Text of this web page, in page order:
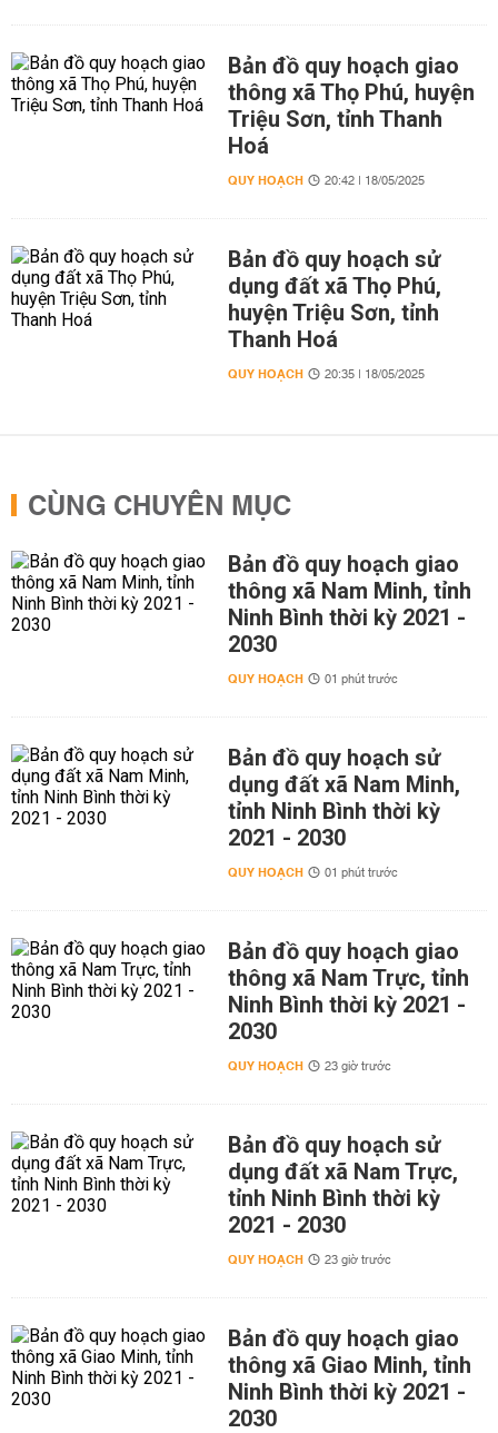
Bản đồ quy hoạch giao
thông xã Thọ Phú, huyện
Triệu Sơn, tỉnh Thanh
Hoá
QUY HOẠCH 20:42 | 18/05/2025
Bản đồ quy hoạch sử
dụng đất xã Thọ Phú,
huyện Triệu Sơn, tỉnh
Thanh Hoá
QUY HOẠCH 20:35 | 18/05/2025
CÙNG CHUYÊN MỤC
Bản đồ quy hoạch giao
thông xã Nam Minh, tỉnh
Ninh Bình thời kỳ 2021 -
2030
QUY HOẠCH 01 phút trước
Bản đồ quy hoạch sử
dụng đất xã Nam Minh,
tỉnh Ninh Bình thời kỳ
2021 - 2030
QUY HOẠCH 01 phút trước
Bản đồ quy hoạch giao
thông xã Nam Trực, tỉnh
Ninh Bình thời kỳ 2021 -
2030
QUY HOẠCH 23 giờ trước
Bản đồ quy hoạch sử
dụng đất xã Nam Trực,
tỉnh Ninh Bình thời kỳ
2021 - 2030
QUY HOẠCH 23 giờ trước
Bản đồ quy hoạch giao
thông xã Giao Minh, tỉnh
Ninh Bình thời kỳ 2021 -
2030